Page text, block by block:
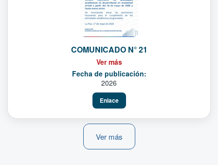
COMUNICADO N° 21
Ver más
Fecha de publicación:
2026
Enlace
Ver más